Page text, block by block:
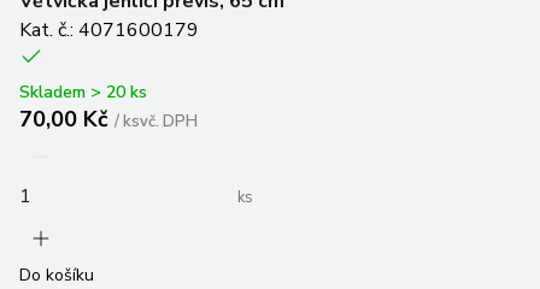
Kat. č.: 4071600179
Skladem > 20 ks
70,00 Kč /ksvč. DPH
ks
Do košíku